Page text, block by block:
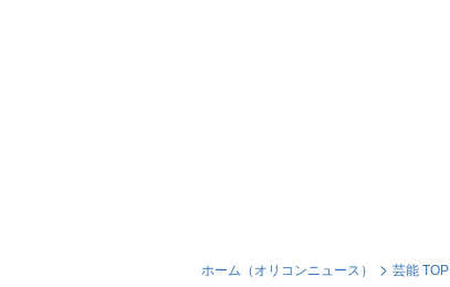
ホーム（オリコンニュース） 芸能 TOP